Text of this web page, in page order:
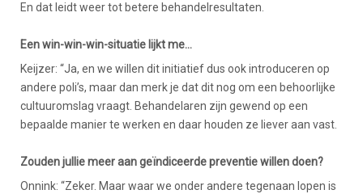
En dat leidt weer tot betere behandelresultaten.
Een win-win-win-situatie lijkt me…
Keijzer: “Ja, en we willen dit initiatief dus ook introduceren op
andere poli’s, maar dan merk je dat dit nog om een behoorlijke
cultuuromslag vraagt. Behandelaren zijn gewend op een
bepaalde manier te werken en daar houden ze liever aan vast.
Zouden jullie meer aan geïndiceerde preventie willen doen?
Onnink: “Zeker. Maar waar we onder andere tegenaan lopen is